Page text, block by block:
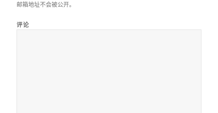
邮箱地址不会被公开。
评论